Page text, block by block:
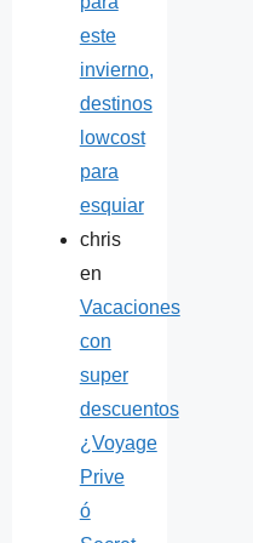
este
invierno,
destinos
lowcost
para
esquiar
chris
en
Vacaciones
con
super
descuentos
¿Voyage
Prive
ó